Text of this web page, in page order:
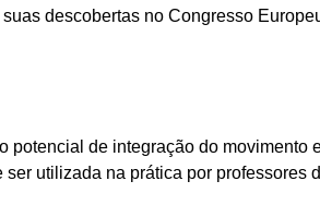
descobertas no Congresso
potencial de integração do movimento
utilizada na prática por professores